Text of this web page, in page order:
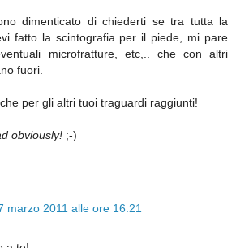
dimenticato di chiederti se tra tutta la
fatto la scintografia per il piede, mi pare
microfratture, etc,.. che con altri
fuori.
per gli altri tuoi traguardi raggiunti!
obviously! ;-)
marzo 2011 alle ore 16:21